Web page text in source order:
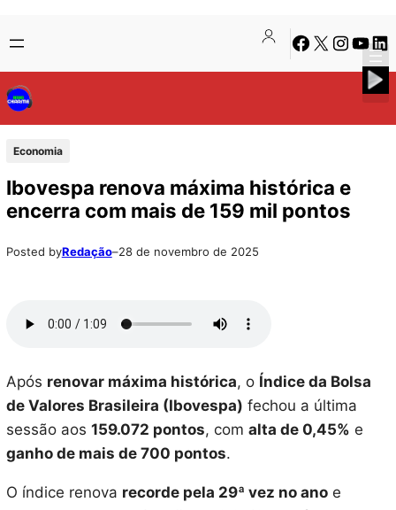
para
o
conteúdo
to
content
Facebook
X Instagram
Economia
Ibovespa renova máxima histórica e
encerra com mais de 159 mil pontos
Posted byRedação–28 de novembro de 2025
Após renovar máxima histórica, o Índice da Bolsa
de Valores Brasileira (Ibovespa) fechou a última
sessão aos 159.072 pontos, com alta de 0,45% e
ganho de mais de 700 pontos.
O índice renova recorde pela 29ª vez no anoe